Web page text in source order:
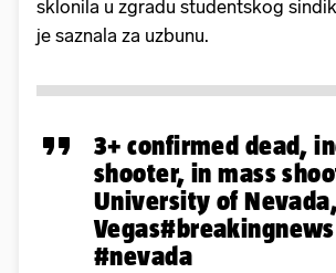
sklonila u zgradu studentskog
je saznala za uzbunu.
3+ confirmed dead,
shooter, in mass
University of
Vegas#breakingnews
#nevada